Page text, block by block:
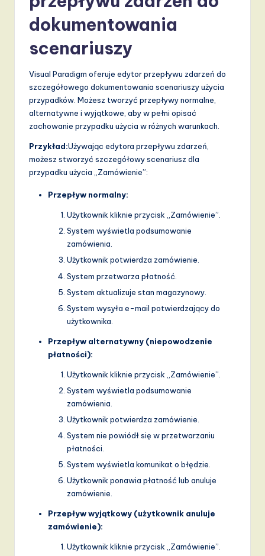
dokumentowania
scenariuszy
Visual Paradigm oferuje edytor przepływu zdarzeń do
szczegółowego dokumentowania scenariuszy użycia
przypadków. Możesz tworzyć przepływy normalne,
alternatywne i wyjątkowe, aby w pełni opisać
zachowanie przypadku użycia w różnych warunkach.
Przykład:Używając edytora przepływu zdarzeń,
możesz stworzyć szczegółowy scenariusz dla
przypadku użycia „Zamówienie”:
Przepływ normalny:
Użytkownik kliknie przycisk „Zamówienie”.
System wyświetla podsumowanie
zamówienia.
Użytkownik potwierdza zamówienie.
System przetwarza płatność.
System aktualizuje stan magazynowy.
System wysyła e-mail potwierdzający do
użytkownika.
Przepływ alternatywny (niepowodzenie
płatności):
Użytkownik kliknie przycisk „Zamówienie”.
System wyświetla podsumowanie
zamówienia.
Użytkownik potwierdza zamówienie.
System nie powiódł się w przetwarzaniu
płatności.
System wyświetla komunikat o błędzie.
Użytkownik ponawia płatność lub anuluje
zamówienie.
Przepływ wyjątkowy (użytkownik anuluje
zamówienie):
Użytkownik kliknie przycisk „Zamówienie”.